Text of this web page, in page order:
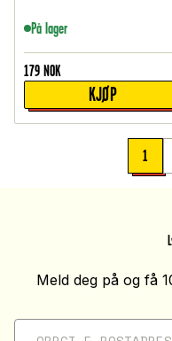
På lager
179 NOK
KJØP
1
Meld deg på og få